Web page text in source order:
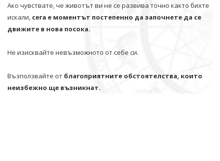
Ако чувствате, че животът ви не се развива точно както бихте
искали, сега е моментът постепенно да започнете да се
движите в нова посока.
Не изисквайте невъзможното от себе си.
Възползвайте от благоприятните обстоятелства, които
неизбежно ще възникнат.